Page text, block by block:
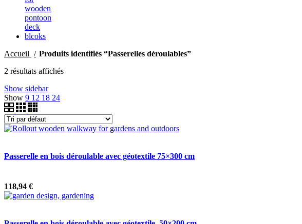
Accueil
Produits identifiés “Passerelles déroulables”
2 résultats affichés
Show sidebar
Show 9 12 18 24
Passerelle en bois déroulable avec géotextile 75×300 cm
118,94 €